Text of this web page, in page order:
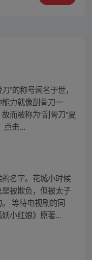
”的称号闻名于世，
力就像刮骨刀一
而被称为“刮骨刀”夏
点击...
名字。花城小时候
被欺负，但被太子
等待电视剧的同
小红娘》原著...